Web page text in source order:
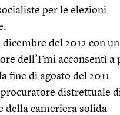
per le elezioni
del 2012 con un
dell’Fmi acconsentì a
fine di agosto del 2011
procuratore distrettuale
della cameriera solida